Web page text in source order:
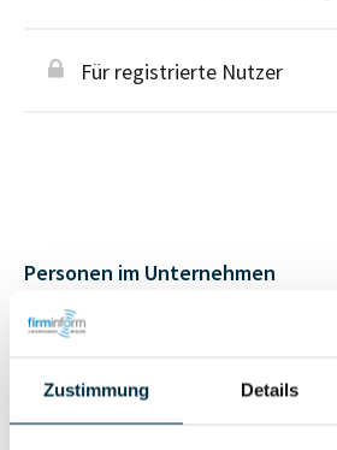
Zustimmung Details
Für registrierte Nutzer
Personen im Unternehmen
Nutzer